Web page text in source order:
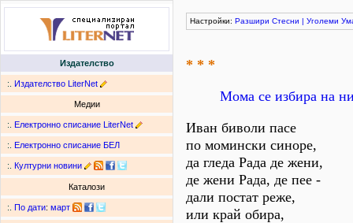
Издателство
:. Издателство LiterNet
Медии
:. Електронно списание LiterNet
:. Електронно списание БЕЛ
:. Културни новини
Каталози
:. По дати: март
Настройки: Разшири Стесни | Уголеми
* * *
Мома се избира на
Иван биволи пасе
по момински синоре,
да гледа Рада де жени,
де жени Рада, де пее -
дали постат реже,
или край обира,